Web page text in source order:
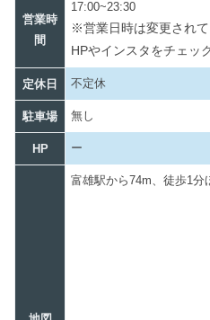
営業時
間
17:00~23:30
※営業日時は変更され
HPやインスタをチェッ
定休日 不定休
駐車場 無し
HP ー
富雄駅から74m、徒歩1分